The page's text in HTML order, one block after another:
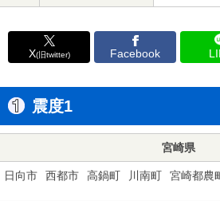
X(旧twitter) Facebook
震度1
宮崎県
日向市 西都市 高鍋町 川南町 宮崎都農